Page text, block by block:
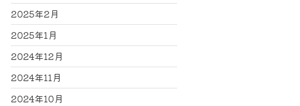
2025年2月
2025年1月
2024年12月
2024年11月
2024年10月